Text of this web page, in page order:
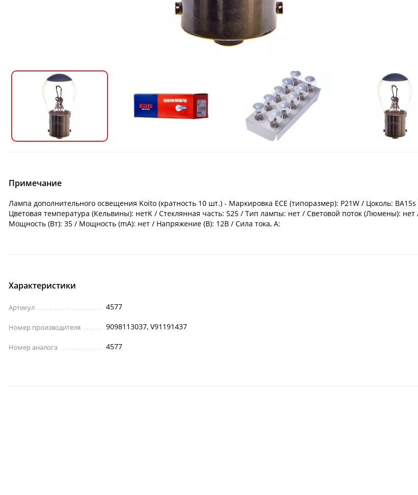
Примечание
Лампа дополнительного освещения Koito (кратность 10 шт.) - Маркировка ECE (типоразмер): P21W / Цоколь: BA15s
Цветовая температура (Кельвины): нетK / Стеклянная часть: S25 / Тип лампы: нет / Световой поток (Люмены): нет
Мощность (Вт): 35 / Мощность (mA): нет / Напряжение (В): 12В / Сила тока, А:
Характеристики
Артикул 4577
Номер производителя 9098113037, V91191437
Номер аналога 4577